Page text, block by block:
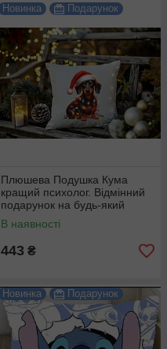
Новинка Подарунок
Плюшева Подушка Кума
кращий психолог. Відмінний
подарунок на будь-який
привід.
В наявності
443 ₴
Новинка Подарунок